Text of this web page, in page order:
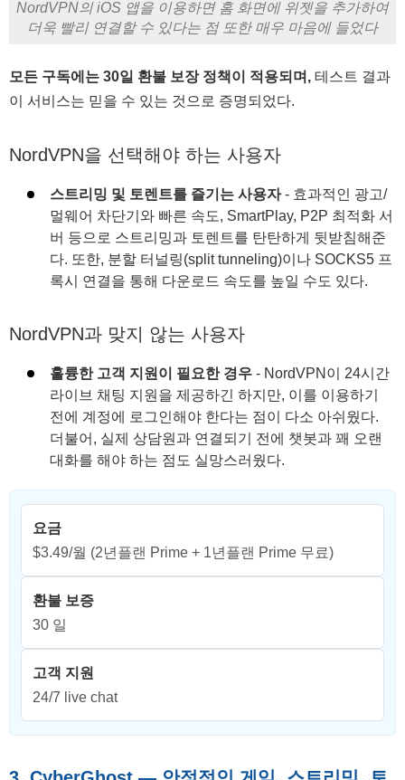
NordVPN의 iOS 앱을 이용하면 홈 화면에 위젯을 추가하여
더욱 빨리 연결할 수 있다는 점 또한 매우 마음에 들었다
모든 구독에는 30일 환불 보장 정책이 적용되며, 테스트 결과
이 서비스는 믿을 수 있는 것으로 증명되었다.
NordVPN을 선택해야 하는 사용자
스트리밍 및 토렌트를 즐기는 사용자- 효과적인 광고/
멀웨어 차단기와 빠른 속도, SmartPlay, P2P 최적화 서
버 등으로 스트리밍과 토렌트를 탄탄하게 뒷받침해준
다. 또한, 분할 터널링(split tunneling)이나 SOCKS5 프
록시 연결을 통해 다운로드 속도를 높일 수도 있다.
NordVPN과 맞지 않는 사용자
훌륭한 고객 지원이 필요한 경우 - NordVPN이 24시간
라이브 채팅 지원을 제공하긴 하지만, 이를 이용하기
전에 계정에 로그인해야 한다는 점이 다소 아쉬웠다.
더불어, 실제 상담원과 연결되기 전에 챗봇과 꽤 오랜
대화를 해야 하는 점도 실망스러웠다.
요금
$3.49/월 (2년플랜 Prime + 1년플랜 Prime 무료)
환불 보증
30 일
고객 지원
24/7 live chat